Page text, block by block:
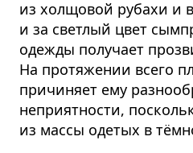
из холщовой рубахи и
и за светлый цвет
одежды получает
На протяжении всего
причиняет ему
неприятности,
из массы одетых в